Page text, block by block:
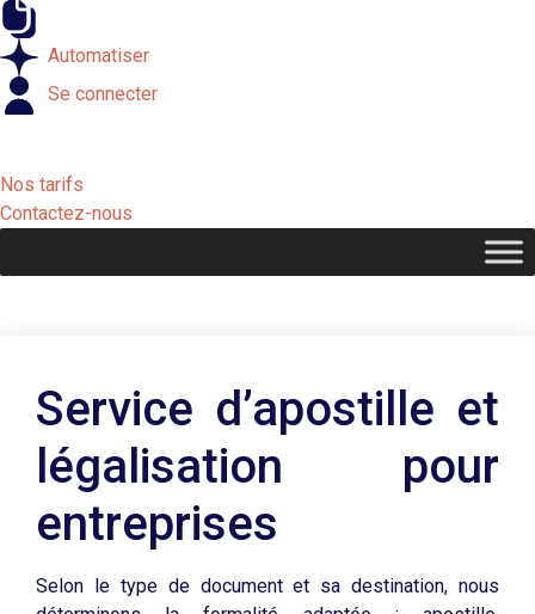
Automatiser
Se connecter
Nos tarifs
Contactez-nous
Service d’apostille et
légalisation pour
entreprises
Selon le type de document et sa destination, nous